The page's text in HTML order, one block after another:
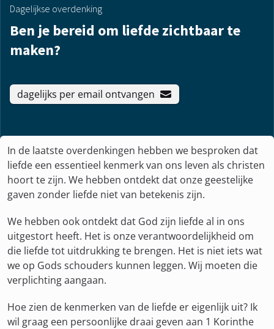
Dagelijkse overdenking
Ben je bereid om liefde zichtbaar te
maken?
dagelijks per email ontvangen
In de laatste overdenkingen hebben we besproken dat
liefde een essentieel kenmerk van ons leven als christen
hoort te zijn. We hebben ontdekt dat onze geestelijke
gaven zonder liefde niet van betekenis zijn.
We hebben ook ontdekt dat God zijn liefde al in ons
uitgestort heeft. Het is onze verantwoordelijkheid om
die liefde tot uitdrukking te brengen. Het is niet iets wat
we op Gods schouders kunnen leggen. Wij moeten die
verplichting aangaan.
Hoe zien de kenmerken van de liefde er eigenlijk uit? Ik
wil graag een persoonlijke draai geven aan 1 Korinthe